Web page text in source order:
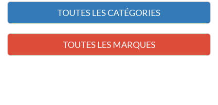
TOUTES LES CATÉGORIES
TOUTES LES MARQUES